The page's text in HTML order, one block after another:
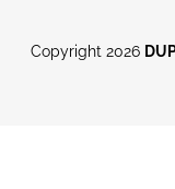
Copyright 2026